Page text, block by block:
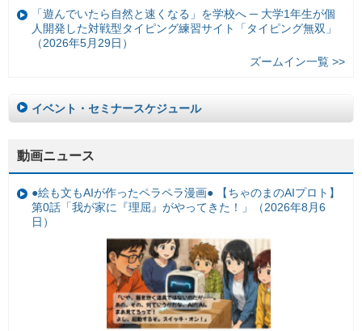
「遊んでいたら自然と速くなる」を学校へ ─ 大学1年生が個
人開発した対戦型タイピング練習サイト「タイピング無双」
（2026年5月29日）
ズームイン一覧 >>
イベント・セミナースケジュール
動画ニュース
●絵も文もAIが作ったペラペラ漫画● 【ちゃのまのAIプロト】
第0話「我が家に『理屈』がやってきた！」（2026年8月6
日）